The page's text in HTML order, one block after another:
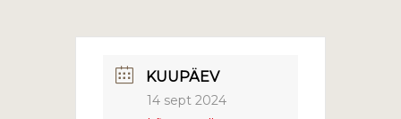
KUUPÄEV
14 sept 2024